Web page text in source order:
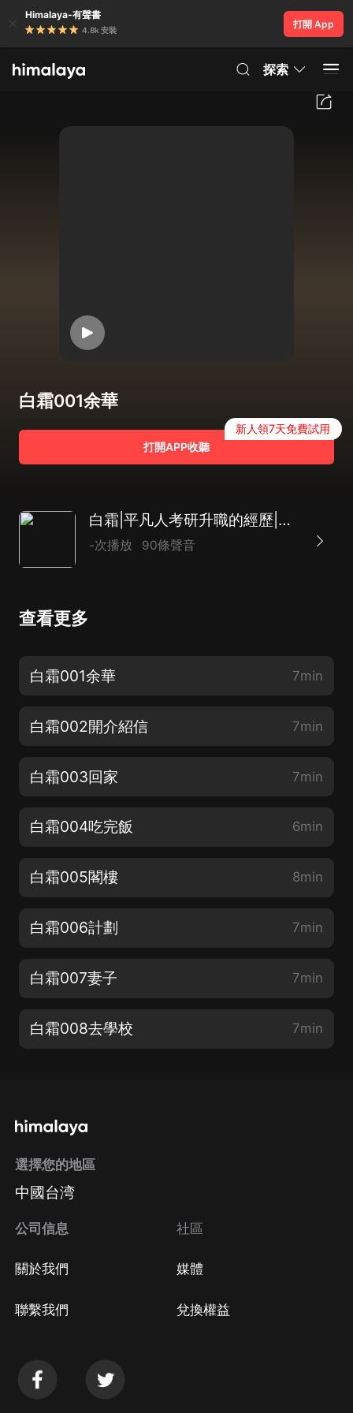
Himalaya-有聲書
4.8k 安裝
打開 App
探索
白霜001余華
打開APP收聽
新人領7天免費試用
白霜|平凡人考研升職的經歷|曲折離奇耐人尋味|多播
-次播放 90條聲音
查看更多
白霜001余華 7min
白霜002開介紹信 7min
白霜003回家 7min
白霜004吃完飯 6min
白霜005閣樓 8min
白霜006計劃 7min
白霜007妻子 7min
白霜008去學校 7min
選擇您的地區
中國台湾
公司信息
關於我們
聯繫我們
社區
媒體
兌換權益